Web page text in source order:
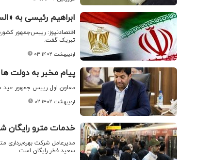
ابراهیم رئیسی به
اقتصادنیوز: رییس‌جمهور
تبریک گفت.
۰۳ اردیبهشت ۱۴۰۲
پیام مخبر به دولت
معاون اول رییس جمهور
۰۲ اردیبهشت ۱۴۰۲
خدمات مترو رایگان
مدیرعامل شرکت
سعید فطر رایگان است.